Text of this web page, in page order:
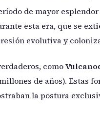
de mayor
esta era, que se
evolutiva y
como
de años).
la postura